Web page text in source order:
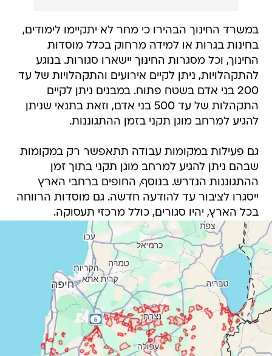
במשרד החינוך הבהירו כי מחר לא יתקיימו לימודים,
בחינות בגרות או למידה מרחוק בכלל מוסדות
החינוך, וכל מסגרות החינוך יישארו סגורות. בנוגע
להתקהלויות, ניתן לקיים אירועים והתקהלויות של עד
200 בני אדם בשטח פתוח. במבנים ניתן לקיים
התקהלות של עד 500 בני אדם, וזאת בתנאי שניתן
להגיע למרחב מוגן תקני בזמן ההתגוננות.
גם פעילות במקומות עבודה תתאפשר רק במקומות
שבהם ניתן להגיע למרחב מוגן תקני בתוך זמן
ההתגוננות הנדרש. בנוסף, החופים ברחבי הארץ
ייסגרו לציבור עד להודעה חדשה. גם מוסדות הרווחה
בכל הארץ, יהיו סגורים, כולל מרכזי תעסוקה.